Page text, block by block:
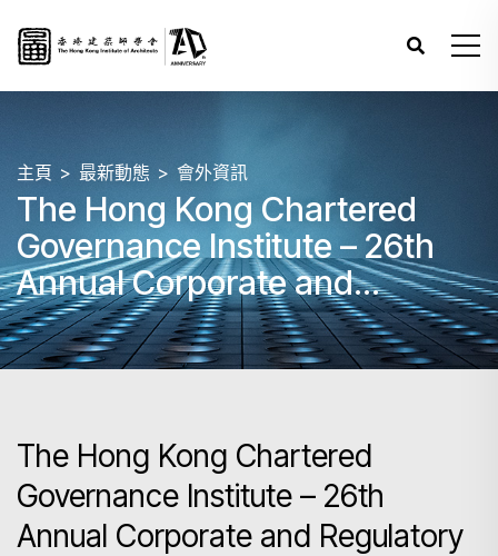
主頁 最新動態 會外資訊
The Hong Kong Chartered
Governance Institute – 26th
Annual Corporate and
Regulatory Update
The Hong Kong Chartered
Governance Institute – 26th
Annual Corporate and Regulatory